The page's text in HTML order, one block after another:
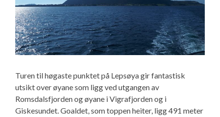
Turen til høgaste punktet på Lepsøya gir fantastisk
utsikt over øyane som ligg ved utgangen av
Romsdalsfjorden og øyane i Vigrafjorden og i
Giskesundet. Goaldet, som toppen heiter, ligg 491 meter